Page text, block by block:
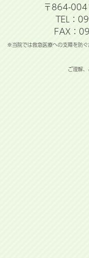
〒864-
TEL：
FAX：
※当院では救急医療への支障を防
ご理解、